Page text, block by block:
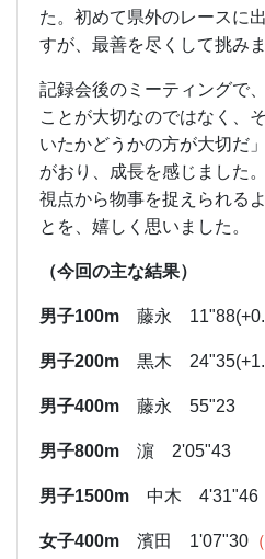
た。初めて県外のレースに
すが、最善を尽くして挑みま
記録会後のミーティングで
ことが大切なのではなく、
いたかどうかの方が大切だ
がおり、成長を感じました
視点から物事を捉えられる
とを、嬉しく思いました。
（今回の主な結果）
男子100m 藤永
男子200m 黒木
男子400m 藤永 55"23
男子800m 濵 2'05"43
男子1500m 中木 4'31"46
女子400m 濱田 1'07"30